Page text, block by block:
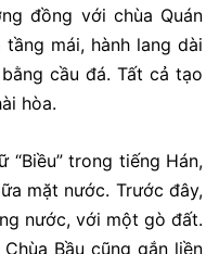
đồng với chùa Quán
mái, hành lang dài
cầu đá. Tất cả tạo
hòa.
“Biều” trong tiếng Hán,
mặt nước. Trước đây,
nước, với một gò đất.
Bầu cũng gắn liền